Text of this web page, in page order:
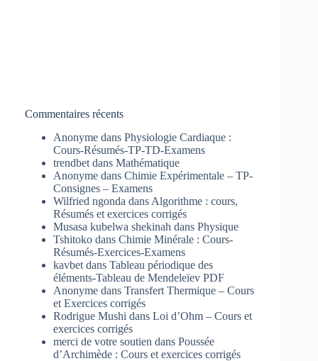
Commentaires récents
Anonyme dans Physiologie Cardiaque :
Cours-Résumés-TP-TD-Examens
trendbet dans Mathématique
Anonyme dans Chimie Expérimentale – TP-
Consignes – Examens
Wilfried ngonda dans Algorithme : cours,
Résumés et exercices corrigés
Musasa kubelwa shekinah dans Physique
Tshitoko dans Chimie Minérale : Cours-
Résumés-Exercices-Examens
kavbet dans Tableau périodique des
éléments-Tableau de Mendeleïev PDF
Anonyme dans Transfert Thermique – Cours
et Exercices corrigés
Rodrigue Mushi dans Loi d’Ohm – Cours et
exercices corrigés
merci de votre soutien dans Poussée
d’Archimède : Cours et exercices corrigés